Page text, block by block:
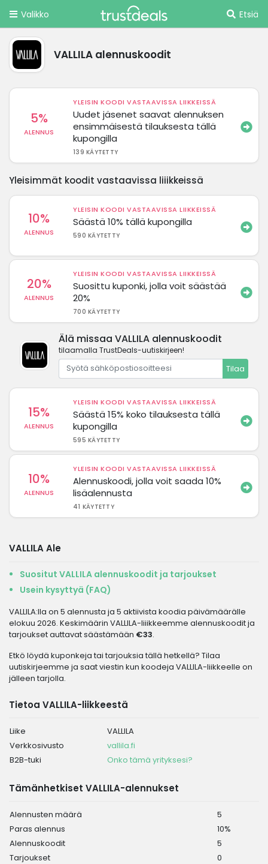
Valikko Etsiä
VALLILA alennuskoodit
5%
ALENNUS
YLEISIN KOODI VASTAAVISSA LIIKKEISSÄ
Uudet jäsenet saavat alennuksen
ensimmäisestä tilauksesta tällä
kupongilla
139 KÄYTETTY
Yleisimmät koodit vastaavissa liiikkeissä
10%
ALENNUS
YLEISIN KOODI VASTAAVISSA LIIKKEISSÄ
Säästä 10% tällä kupongilla
590 KÄYTETTY
20%
ALENNUS
YLEISIN KOODI VASTAAVISSA LIIKKEISSÄ
Suosittu kuponki, jolla voit säästää
20%
700 KÄYTETTY
Älä missaa VALLILA alennuskoodit
tilaamalla TrustDeals-uutiskirjeen!
Tilaa
15%
ALENNUS
YLEISIN KOODI VASTAAVISSA LIIKKEISSÄ
Säästä 15% koko tilauksesta tällä
kupongilla
595 KÄYTETTY
10%
ALENNUS
YLEISIN KOODI VASTAAVISSA LIIKKEISSÄ
Alennuskoodi, jolla voit saada 10%
lisäalennusta
41 KÄYTETTY
VALLILA Ale
Suositut VALLILA alennuskoodit ja tarjoukset
Usein kysyttyä (FAQ)
VALLILA:lla on 5 alennusta ja 5 aktiivista koodia päivämäärälle
elokuu 2026. Keskimäärin VALLILA-liiikkeemme alennuskoodit ja
tarjoukset auttavat säästämään €33.
Etkö löydä kuponkeja tai tarjouksia tällä hetkellä? Tilaa
uutiskirjeemme ja saat viestin kun koodeja VALLILA-liikkeelle on
jälleen tarjolla.
Tietoa VALLILA-liikkeestä
Liike
VALLILA
Verkkosivusto
vallila.fi
B2B-tuki
Onko tämä yrityksesi?
Tämänhetkiset VALLILA-alennukset
Alennusten määrä
5
Paras alennus
10%
Alennuskoodit
5
Tarjoukset
0